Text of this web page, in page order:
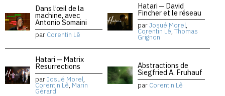
Dans l’œil de la
machine, avec
Antonio Somaini
par Corentin Lê
Hatari — David
Fincher et le réseau
parJosué Morel,
Corentin Lê, Thomas
Grignon
Hatari — Matrix
Resurrections
parJosué Morel,
Corentin Lê, Marin
Gérard
Abstractions de
Siegfried A. Fruhauf
par Corentin Lê